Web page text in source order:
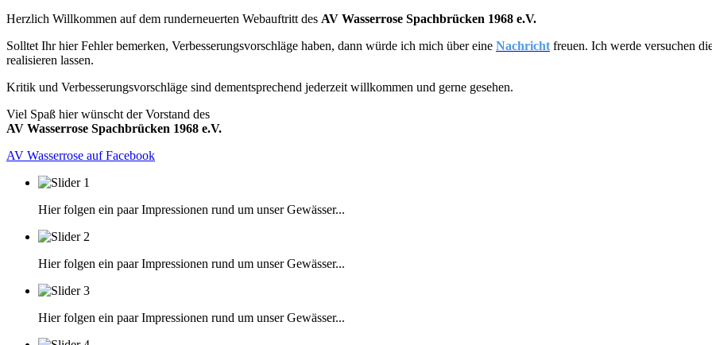
Herzlich Willkommen auf dem runderneuerten Webauftritt des AV Wasserrose Spachbrücken 1968 e.V.
Solltet Ihr hier Fehler bemerken, Verbesserungsvorschläge haben, dann würde ich mich über eine Nachricht freuen. Ich werde versuchen
realisieren lassen.
Kritik und Verbesserungsvorschläge sind dementsprechend jederzeit willkommen und gerne gesehen.
Viel Spaß hier wünscht der Vorstand des
AV Wasserrose Spachbrücken 1968 e.V.
AV Wasserrose auf Facebook
Hier folgen ein paar Impressionen rund um unser Gewässer...
Hier folgen ein paar Impressionen rund um unser Gewässer...
Hier folgen ein paar Impressionen rund um unser Gewässer...